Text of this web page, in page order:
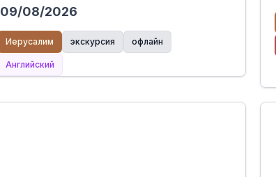
09/08/2026
Иерусалим экскурсия офлайн
Английский